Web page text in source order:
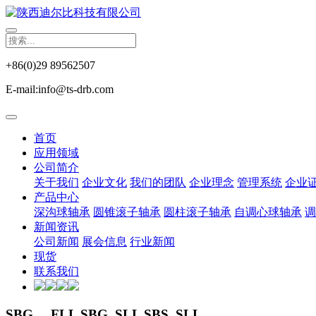
+86(0)29 89562507
E-mail:info@ts-drb.com
首页
应用领域
公司简介
关于我们 企业文化 我们的团队 企业理念 管理系统 企业
产品中心
深沟球轴承 圆锥滚子轴承 圆柱滚子轴承 自调心球轴承
新闻资讯
公司新闻 展会信息 行业新闻
现货
联系我们